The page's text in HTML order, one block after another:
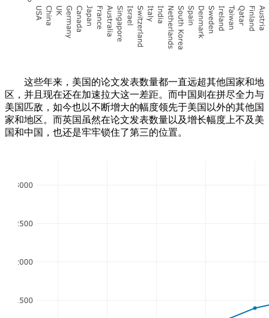
这些年来，美国的论文发表数量都一直远超其他国家和地
区，并且现在还在加速拉大这一差距。而中国则在拼尽全力与
美国匹敌，如今也以不断增大的幅度领先于美国以外的其他国
家和地区。而英国虽然在论文发表数量以及增长幅度上不及美
国和中国，也还是牢牢锁住了第三的位置。